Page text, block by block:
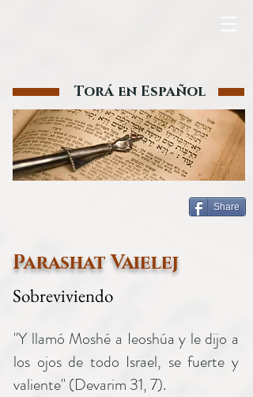
Share
Torá en Español
"Y llamó Moshé a Ieoshúa y le dijo a
los ojos de todo Israel, se fuerte y
valiente" (Devarim 31, 7).
Parashat Vaielej
Sobreviviendo